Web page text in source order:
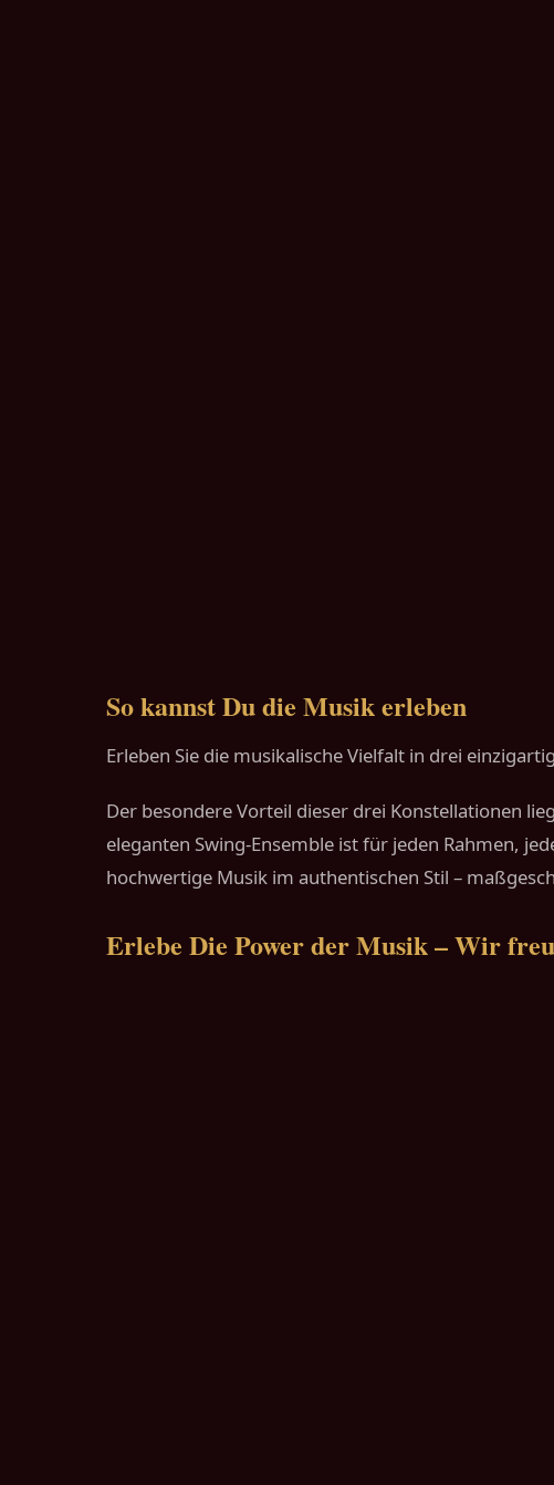
So kannst Du die Musik erleben
Erleben Sie die musikalische Vielfalt in drei
Der besondere Vorteil dieser drei Konstellationen
eleganten Swing-Ensemble ist für jeden Rahmen,
hochwertige Musik im authentischen Stil –
Erlebe Die Power der Musik – Wir